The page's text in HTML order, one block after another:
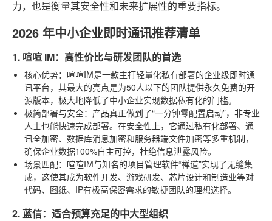
力，也是衡量其安全性和未来扩展性的重要指标。
2026 年中小企业即时通讯推荐清单
1. 喧喧 IM：高性价比与研发团队的首选
核心优势：喧喧IM是一款主打轻量化私有部署的企业级即时通
讯平台，其最大的亮点是为50人以下的团队提供永久免费的开
源版本，极大地降低了中小企业实现数据私有化的门槛。
极简部署与安全：产品真正做到了“一分钟零配置启动”，非专业
人士也能快速完成部署。在安全性上，它通过私有化部署、通
讯全加密、数据库消息加密和服务器端文件加密等多重机制，
确保企业数据100%自主可控，杜绝信息泄露风险。
场景匹配：喧喧IM与知名的项目管理软件“禅道”实现了无缝集
成，这使其成为软件开发、游戏研发、芯片设计和制造业等对
代码、图纸、IP有极高保密需求的敏捷团队的理想选择。
2. 蓝信：适合预算充足的中大型组织